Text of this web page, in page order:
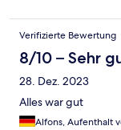
Verifizierte Bewertung
8/10 – Sehr
28. Dez. 2023
Alles war gut
Alfons, Aufenthalt